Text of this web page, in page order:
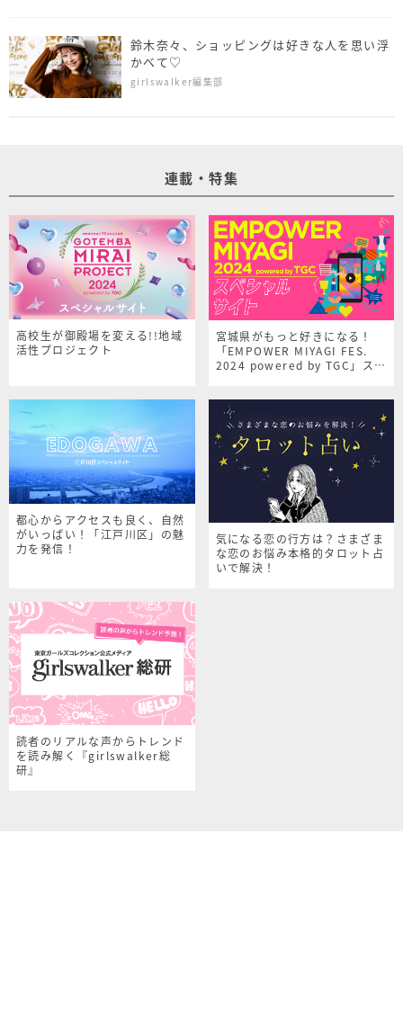
鈴木奈々、ショッピングは好きな人を思い浮
かべて♡
girlswalker編集部
連載・特集
高校生が御殿場を変える!!地域
活性プロジェクト
宮城県がもっと好きになる！
「EMPOWER MIYAGI FES.
2024 powered by TGC」スペ
都心からアクセスも良く、自然
がいっぱい！「江戸川区」の魅
力を発信！
気になる恋の行方は？さまざま
な恋のお悩み本格的タロット占
いで解決！
読者のリアルな声からトレンド
を読み解く『girlswalker総
研』